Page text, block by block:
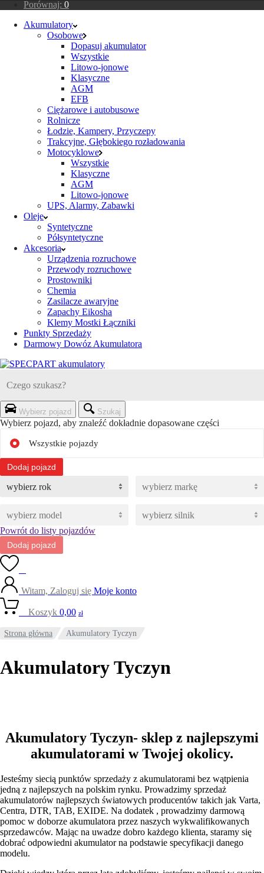
Porównaj: 0
Akumulatory
Osobowe
Dopasuj akumulator
Wszystkie
Litowo-jonowe
Klasyczne
AGM
EFB
Ciężarowe i autobusowe
Rolnicze
Łodzie, Kampery, Przyczepy
Trakcyjne, Głębokiego rozładowania
Motocyklowe
Wszystkie
Klasyczne
AGM
Litowo-jonowe
UPS, Alarmy, Zabawki
Oleje
Syntetyczne
Półsyntetyczne
Akcesoria
Urządzenia rozruchowe
Przewody rozruchowe
Prostowniki
Chemia
Zasilacze awaryjne
Zapachy Eikosha
Klemy Mostki Łączniki
Punkty Sprzedaży
Darmowy Dowóz Akumulatora
Wybierz pojazd Szukaj
Wybierz pojazd, aby znaleźć dokładnie dopasowane części
Wszystkie pojazdy
Dodaj pojazd
Powrót do listy pojazdów
Dodaj pojazd
Witam, Zaloguj się Moje konto
Koszyk 0,00 zł
Strona główna Akumulatory Tyczyn
Akumulatory Tyczyn
Akumulatory Tyczyn- sklep z najlepszymi
akumulatorami w Twojej okolicy.
Jesteśmy siecią punktów sprzedaży z akumulatorami bez wątpienia
jedną z najlepszych na polskim rynku. Prowadzimy sprzedaż
akumulatorów najlepszych światowych producentów takich jak Varta,
Centra, DTR, TAB, EXIDE. Na dodatek , prowadzimy darmową
pomoc w doborze akumulatora przez naszych wykwalifikowanych
sprzedawców. Mając na uwadze dobro każdego klienta, staramy się
dobrać odpowiedni akumulator na podstawie specyfikacji danego
modelu.